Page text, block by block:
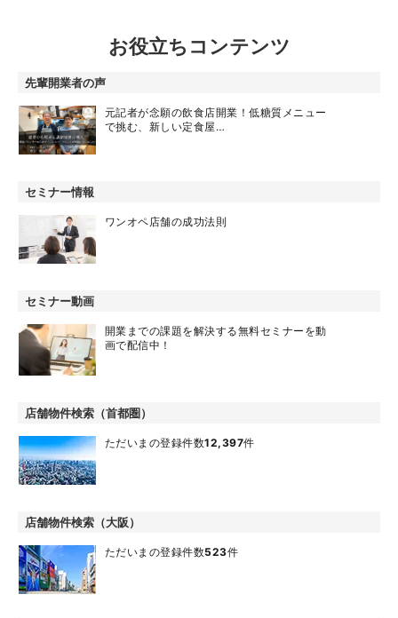
お役立ちコンテンツ
先輩開業者の声
元記者が念願の飲食店開業！低糖質メニュー
で挑む、新しい定食屋…
セミナー情報
ワンオペ店舗の成功法則
セミナー動画
開業までの課題を解決する無料セミナーを動
画で配信中！
店舗物件検索（首都圏）
ただいまの登録件数12,397件
店舗物件検索（大阪）
ただいまの登録件数523件